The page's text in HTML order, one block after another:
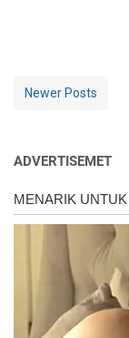
Newer Posts
ADVERTISEMET